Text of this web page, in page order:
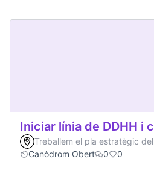
Iniciar línia de DDHH i
Treballem el pla estratègic
Canòdrom Obert
0 0